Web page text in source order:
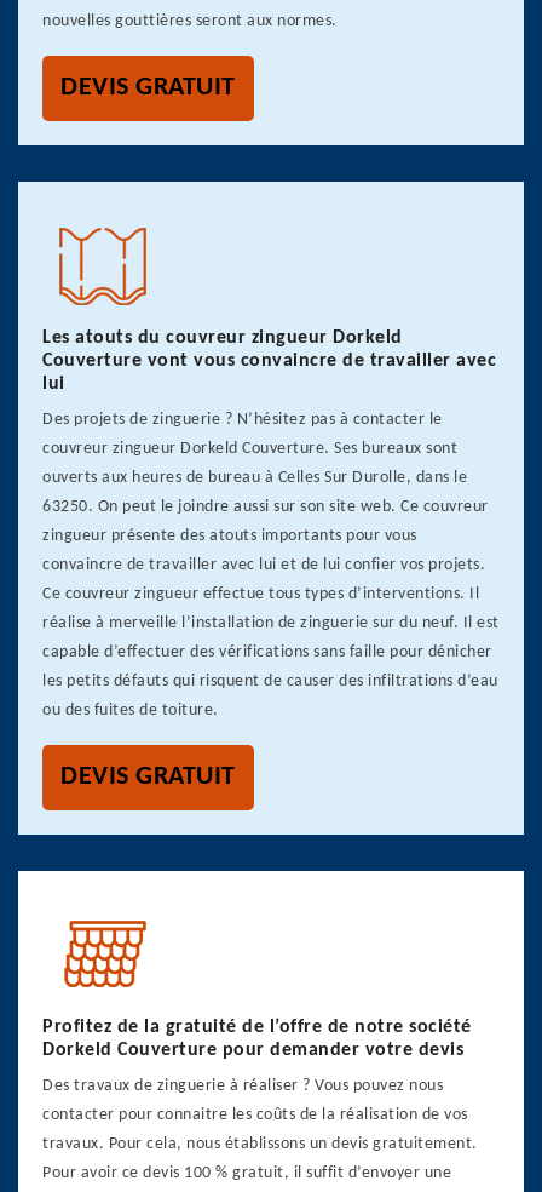
nouvelles gouttières seront aux normes.
DEVIS GRATUIT
Les atouts du couvreur zingueur Dorkeld
Couverture vont vous convaincre de travailler avec
lui
Des projets de zinguerie ? N’hésitez pas à contacter le
couvreur zingueur Dorkeld Couverture. Ses bureaux sont
ouverts aux heures de bureau à Celles Sur Durolle, dans le
63250. On peut le joindre aussi sur son site web. Ce couvreur
zingueur présente des atouts importants pour vous
convaincre de travailler avec lui et de lui confier vos projets.
Ce couvreur zingueur effectue tous types d’interventions. Il
réalise à merveille l’installation de zinguerie sur du neuf. Il est
capable d’effectuer des vérifications sans faille pour dénicher
les petits défauts qui risquent de causer des infiltrations d’eau
ou des fuites de toiture.
DEVIS GRATUIT
Profitez de la gratuité de l’offre de notre société
Dorkeld Couverture pour demander votre devis
Des travaux de zinguerie à réaliser ? Vous pouvez nous
contacter pour connaitre les coûts de la réalisation de vos
travaux. Pour cela, nous établissons un devis gratuitement.
Pour avoir ce devis 100 % gratuit, il suffit d’envoyer une